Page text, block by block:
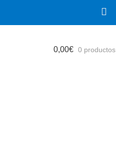
0,00€ 0 productos